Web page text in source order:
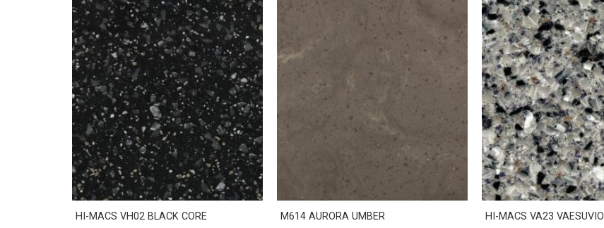
HI-MACS VH02 BLACK CORE M614 AURORA UMBER HI-MACS VA23 VAESUVIO